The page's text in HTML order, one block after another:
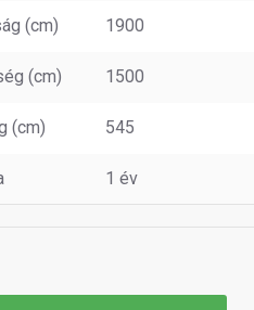
(cm) 1900
(cm) 1500
(cm) 545
1 év